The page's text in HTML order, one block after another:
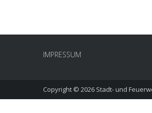
IMPRESSUM
Copyright © 2026 Stadt- und